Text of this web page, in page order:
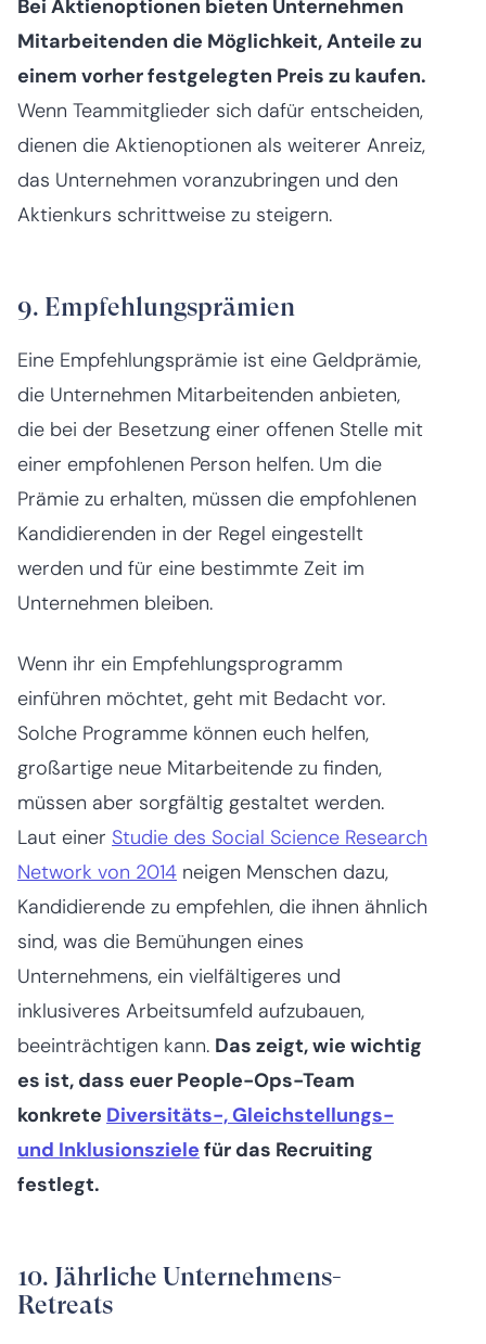
Bei Aktienoptionen bieten Unternehmen
Mitarbeitenden die Möglichkeit, Anteile zu
einem vorher festgelegten Preis zu kaufen.
Wenn Teammitglieder sich dafür entscheiden,
dienen die Aktienoptionen als weiterer Anreiz,
das Unternehmen voranzubringen und den
Aktienkurs schrittweise zu steigern.
9. Empfehlungsprämien
Eine Empfehlungsprämie ist eine Geldprämie,
die Unternehmen Mitarbeitenden anbieten,
die bei der Besetzung einer offenen Stelle mit
einer empfohlenen Person helfen. Um die
Prämie zu erhalten, müssen die empfohlenen
Kandidierenden in der Regel eingestellt
werden und für eine bestimmte Zeit im
Unternehmen bleiben.
Wenn ihr ein Empfehlungsprogramm
einführen möchtet, geht mit Bedacht vor.
Solche Programme können euch helfen,
großartige neue Mitarbeitende zu finden,
müssen aber sorgfältig gestaltet werden.
Laut einer Studie des Social Science Research
Network von 2014 neigen Menschen dazu,
Kandidierende zu empfehlen, die ihnen ähnlich
sind, was die Bemühungen eines
Unternehmens, ein vielfältigeres und
inklusiveres Arbeitsumfeld aufzubauen,
beeinträchtigen kann. Das zeigt, wie wichtig
es ist, dass euer People-Ops-Team
konkrete Diversitäts-, Gleichstellungs-
und Inklusionsziele für das Recruiting
festlegt.
10. Jährliche Unternehmens-
Retreats